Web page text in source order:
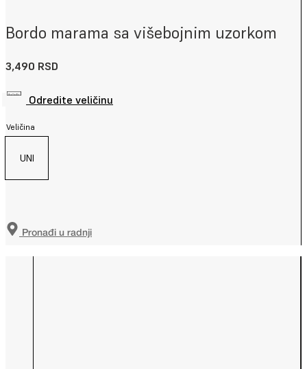
Bordo marama sa višebojnim uzorkom
3,490 RSD
Odredite veličinu
Veličina
UNI
Pronađi u radnji